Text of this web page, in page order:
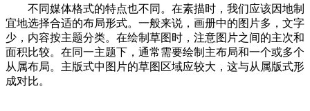
不同媒体格式的特点也不同。在素描时，我们应该因地制
宜地选择合适的布局形式。一般来说，画册中的图片多，文字
少，内容按主题分类。在绘制草图时，注意图片之间的主次和
面积比较。在同一主题下，通常需要绘制主布局和一个或多个
从属布局。主版式中图片的草图区域应较大，这与从属版式形
成对比。